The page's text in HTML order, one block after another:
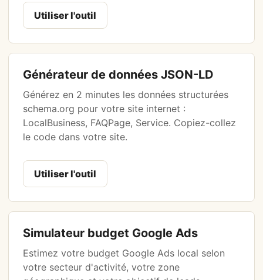
Utiliser l'outil
Générateur de données JSON-LD
Générez en 2 minutes les données structurées
schema.org pour votre site internet :
LocalBusiness, FAQPage, Service. Copiez-collez
le code dans votre site.
Utiliser l'outil
Simulateur budget Google Ads
Estimez votre budget Google Ads local selon
votre secteur d'activité, votre zone